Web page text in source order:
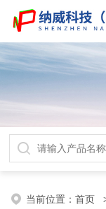
当前位置：首页